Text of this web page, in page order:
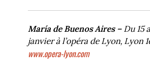
María de Buenos Aires –Du 15
janvier à l’opéra de Lyon, Lyon
www.opera-lyon.com